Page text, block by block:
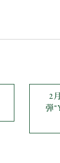
2
弾